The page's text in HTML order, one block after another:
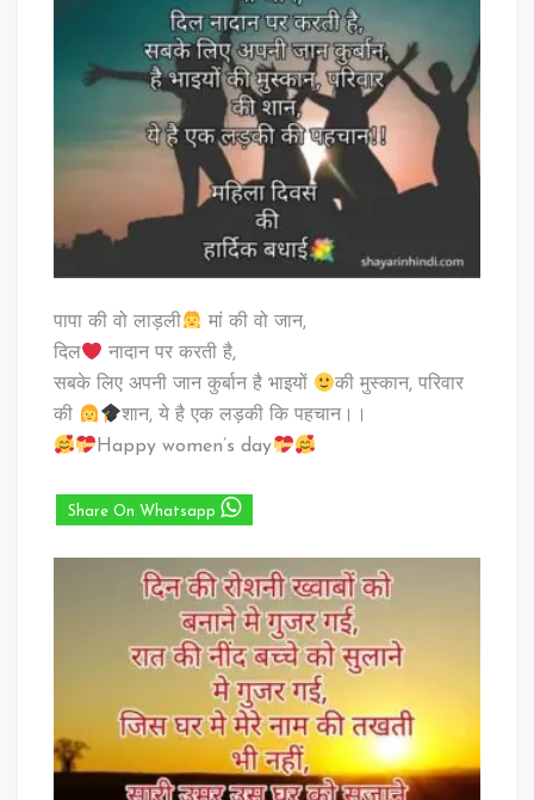
पापा की वो लाड़ली
मां की वो जान,
दिल
नादान पर करती है,
सबके लिए अपनी जान कुर्बान है भाइयों
की मुस्कान, परिवार
की
शान, ये है एक लड़की कि पहचान।।
Happy women’s day
Share On Whatsapp